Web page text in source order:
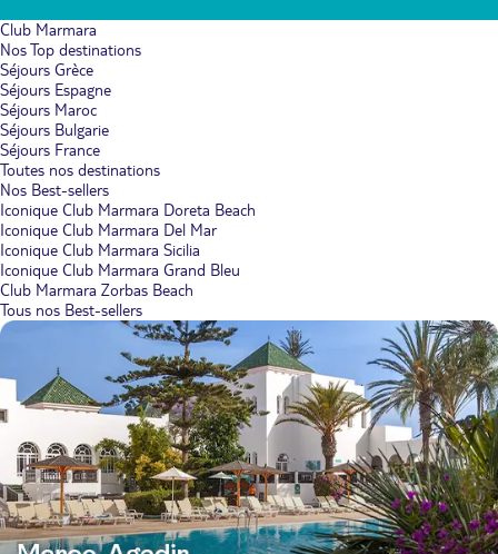
Club Marmara
Nos Top destinations
Séjours Grèce
Séjours Espagne
Séjours Maroc
Séjours Bulgarie
Séjours France
Toutes nos destinations
Nos Best-sellers
Iconique Club Marmara Doreta Beach
Iconique Club Marmara Del Mar
Iconique Club Marmara Sicilia
Iconique Club Marmara Grand Bleu
Club Marmara Zorbas Beach
Tous nos Best-sellers